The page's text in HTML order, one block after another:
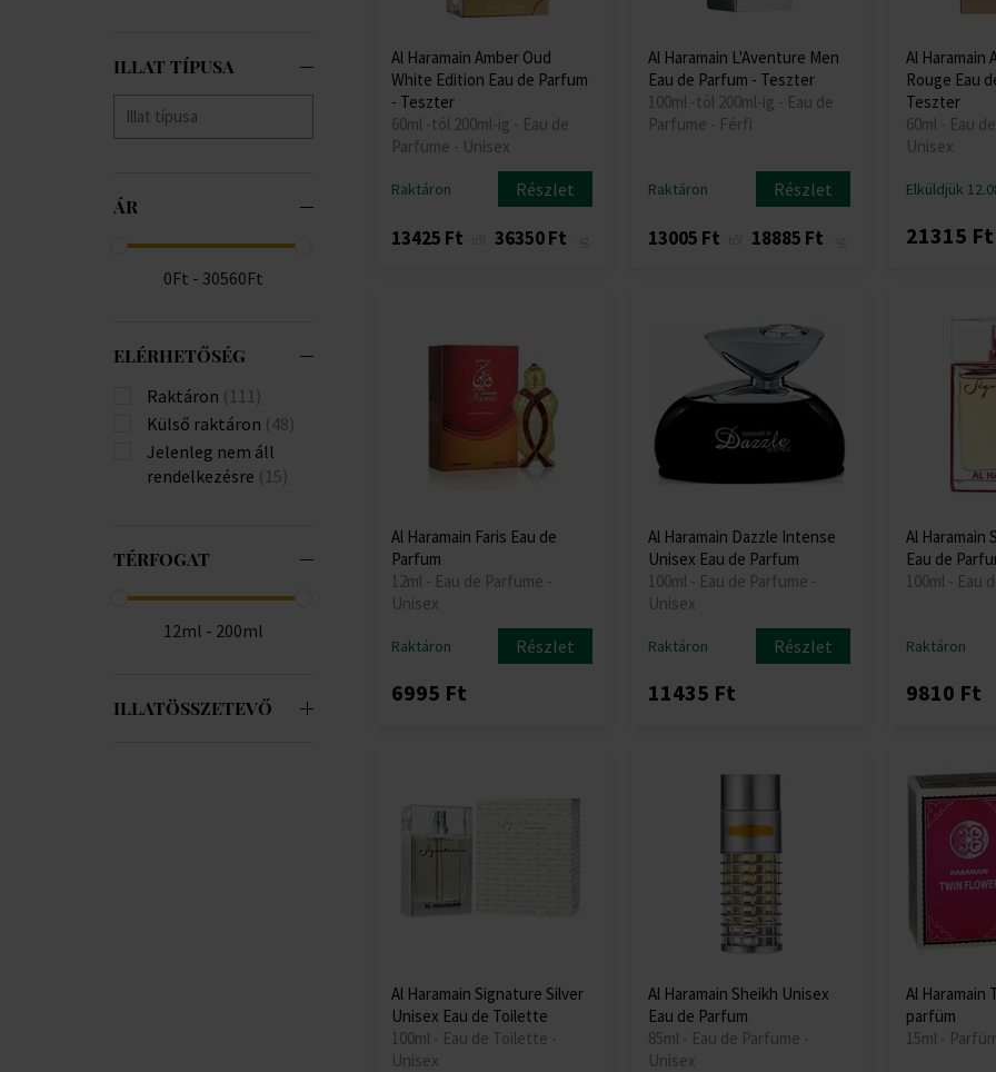
ILLAT TÍPUSA
ÁR
0Ft - 30560Ft
ELÉRHETŐSÉG
Raktáron (111)
Külső raktáron (48)
Jelenleg nem áll
rendelkezésre (15)
TÉRFOGAT
12ml - 200ml
ILLATÖSSZETEVŐ
Al Haramain Amber Oud
White Edition Eau de Parfum
- Teszter
60ml -tól 200ml-ig - Eau de
Parfume - Unisex
Raktáron Részlet
13425 Ft 36350 Ft
Al Haramain L'Aventure Men
Eau de Parfum - Teszter
100ml -tól 200ml-ig - Eau de
Parfume - Férfi
Raktáron Részlet
13005 Ft 18885 Ft
Al Haramain
Rouge Eau
Teszter
60ml - Eau
Unisex
Elküldjük
21315 Ft
Al Haramain Faris Eau de
Parfum
12ml - Eau de Parfume -
Unisex
Raktáron Részlet
6995 Ft
Al Haramain Dazzle Intense
Unisex Eau de Parfum
100ml - Eau de Parfume -
Unisex
Raktáron Részlet
11435 Ft
Al Haramain
Eau de
100ml - Eau
Raktáron
9810 Ft
Al Haramain Signature Silver
Unisex Eau de Toilette
100ml - Eau de Toilette -
Unisex
Al Haramain Sheikh Unisex
Eau de Parfum
85ml - Eau de Parfume -
Unisex
Al Haramain
parfüm
15ml -